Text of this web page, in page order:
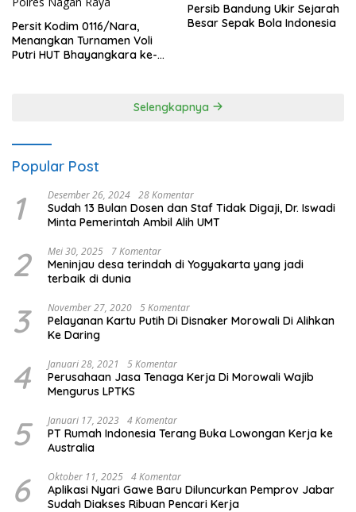
Persit Kodim 0116/Nara,
Menangkan Turnamen Voli
Putri HUT Bhayangkara ke-
Persib Bandung Ukir Sejarah
Besar Sepak Bola Indonesia
Selengkapnya
Popular Post
1 Desember 26, 2024 28 Komentar
Sudah 13 Bulan Dosen dan Staf Tidak Digaji, Dr. Iswadi
Minta Pemerintah Ambil Alih UMT
2 Mei 30, 2025 7 Komentar
Meninjau desa terindah di Yogyakarta yang jadi
terbaik di dunia
3 November 27, 2020 5 Komentar
Pelayanan Kartu Putih Di Disnaker Morowali Di Alihkan
Ke Daring
4 Januari 28, 2021 5 Komentar
Perusahaan Jasa Tenaga Kerja Di Morowali Wajib
Mengurus LPTKS
5 Januari 17, 2023 4 Komentar
PT Rumah Indonesia Terang Buka Lowongan Kerja ke
Australia
6 Oktober 11, 2025 4 Komentar
Aplikasi Nyari Gawe Baru Diluncurkan Pemprov Jabar
Sudah Diakses Ribuan Pencari Kerja